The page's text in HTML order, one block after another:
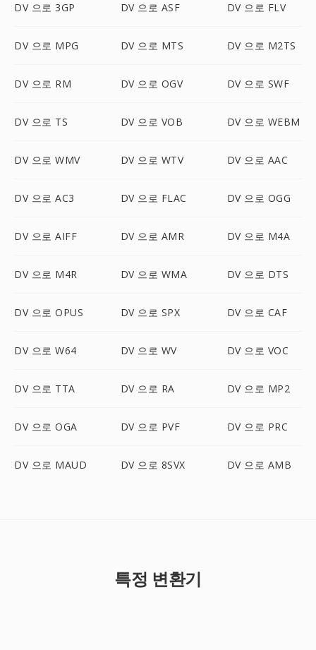
DV 으로 3GP DV 으로 ASF DV 으로 FLV
DV 으로 MPG DV 으로 MTS DV 으로 M2TS
DV 으로 RM DV 으로 OGV DV 으로 SWF
DV 으로 TS DV 으로 VOB DV 으로 WEBM
DV 으로 WMV DV 으로 WTV DV 으로 AAC
DV 으로 AC3 DV 으로 FLAC DV 으로 OGG
DV 으로 AIFF DV 으로 AMR DV 으로 M4A
DV 으로 M4R DV 으로 WMA DV 으로 DTS
DV 으로 OPUS DV 으로 SPX DV 으로 CAF
DV 으로 W64 DV 으로 WV DV 으로 VOC
DV 으로 TTA DV 으로 RA DV 으로 MP2
DV 으로 OGA DV 으로 PVF DV 으로 PRC
DV 으로 MAUD DV 으로 8SVX DV 으로 AMB
특정 변환기